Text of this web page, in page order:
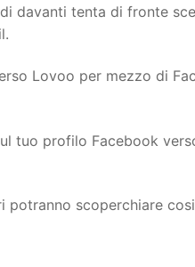
davanti tenta di fronte
Lovoo per mezzo di
tuo profilo Facebook
scoperchiare